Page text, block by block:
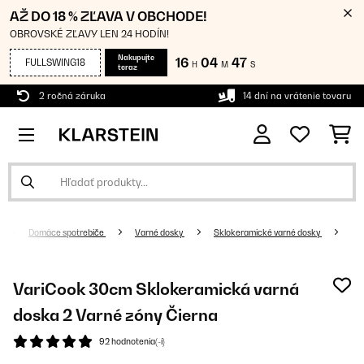
AŽ DO 18 % ZĽAVA V OBCHODE!
OBROVSKÉ ZĽAVY LEN 24 HODÍN!
FULLSWING18
Nakupujte
teraz
16 H 04 M 46 S
2 ročná záruka 14 dní na vrátenie tovaru
Domáce spotrebiče Varné dosky Sklokeramické varné dosky
VariCook 30cm Sklokeramická varná
doska 2 Varné zóny Čierna
92 hodnotenia(-í)